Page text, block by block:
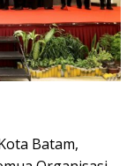
Batam,